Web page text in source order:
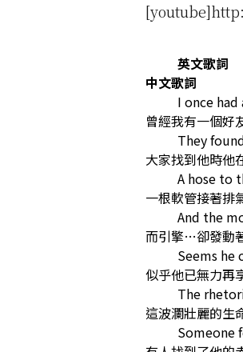
英文歌詞
中文歌詞
I once had
曾經我有一個好
They
大家找到他時他
A hose to
一根軟管接著排
And the
而引擎…卻發動
Seems
似乎他已無力再
The
這波瀾壯麗的生
Someone